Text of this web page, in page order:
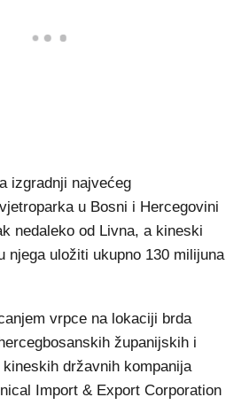
izgradnji najvećeg
u Bosni i Hercegovini
nedaleko od Livna, a kineski
njega uložiti ukupno 130 milijuna
vrpce na lokaciji brda
županijskih i
državnih kompanija
Import & Export Corporation